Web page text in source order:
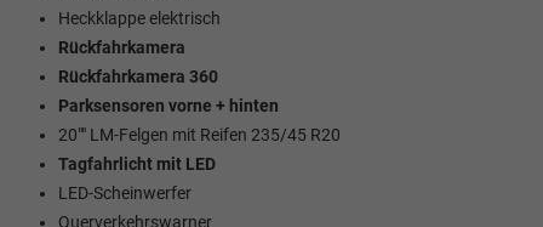
Heckklappe elektrisch
Rückfahrkamera
Rückfahrkamera 360
Parksensoren vorne + hinten
20"" LM-Felgen mit Reifen 235/45 R20
Tagfahrlicht mit LED
LED-Scheinwerfer
Querverkehrswarner